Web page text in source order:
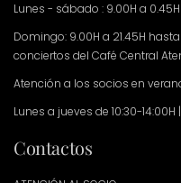
Lunes - sábado : 9.00H a 0.45H
Domingo: 9.00H a 21.45H
conciertos del Café Central
Atención a los socios en
Lunes a jueves de 10:30-14:00H
Contactos